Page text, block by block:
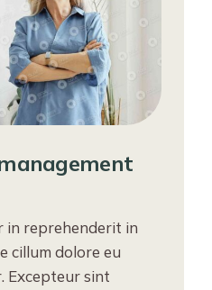
in reprehenderit in
cillum dolore eu
Excepteur sint